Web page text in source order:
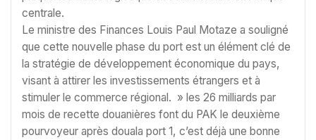
centrale.
Le ministre des Finances Louis Paul Motaze a souligné
que cette nouvelle phase du port est un élément clé de
la stratégie de développement économique du pays,
visant à attirer les investissements étrangers et à
stimuler le commerce régional. » les 26 milliards par
mois de recette douanières font du PAK le deuxième
pourvoyeur après douala port 1, c’est déjà une bonne